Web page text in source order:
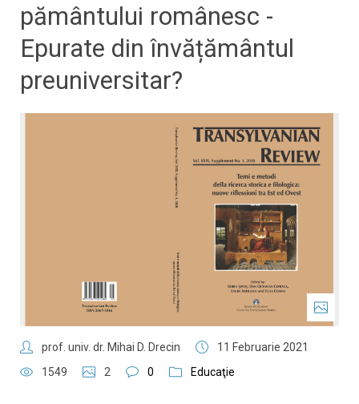
pământului românesc -
Epurate din învățământul
preuniversitar?
prof. univ. dr. Mihai D. Drecin
11 Februarie 2021
1549
2 0 Educaţie